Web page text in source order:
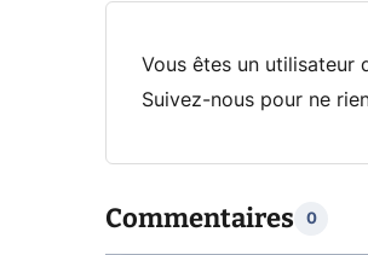
Vous êtes un utilisateur
Suivez-nous pour ne
Commentaires 0